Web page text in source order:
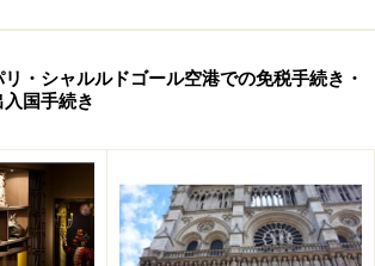
Sacré Cœur de Montmartre
Basilique 75018 Paris
00
22:30 ドームは8:30～20:00（5月から
（10月～4月）
8ユーロ
リ・シャルルドゴール空港での免税手続き・
入国手続き